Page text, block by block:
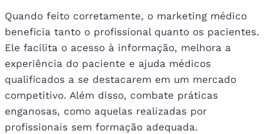
Quando feito corretamente, o marketing médico
beneficia tanto o profissional quanto os pacientes.
Ele facilita o acesso à informação, melhora a
experiência do paciente e ajuda médicos
qualificados a se destacarem em um mercado
competitivo. Além disso, combate práticas
enganosas, como aquelas realizadas por
profissionais sem formação adequada.